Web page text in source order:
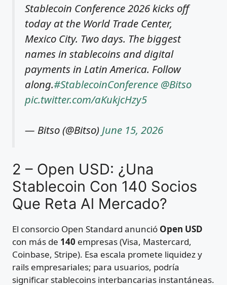
Stablecoin Conference 2026 kicks off
today at the World Trade Center,
Mexico City. Two days. The biggest
names in stablecoins and digital
payments in Latin America. Follow
along.#StablecoinConference @Bitso
pic.twitter.com/aKukjcHzy5
— Bitso (@Bitso) June 15, 2026
2 – Open USD: ¿Una
Stablecoin Con 140 Socios
Que Reta Al Mercado?
El consorcio Open Standard anunció Open USD
con más de 140 empresas (Visa, Mastercard,
Coinbase, Stripe). Esa escala promete liquidez y
rails empresariales; para usuarios, podría
significar stablecoins interbancarias instantáneas.